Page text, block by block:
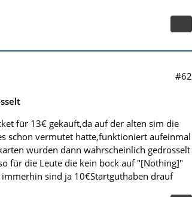
#62
für 13€ gekauft,da auf der alten sim die
schon vermutet hatte,funktioniert aufeinmal
wurden dann wahrscheinlich gedrosselt
für die Leute die kein bock auf "[Nothing]"
sind ja 10€Startguthaben drauf